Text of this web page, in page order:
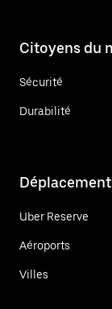
Citoyens du
Sécurité
Durabilité
Uber Reserve
Aéroports
Villes